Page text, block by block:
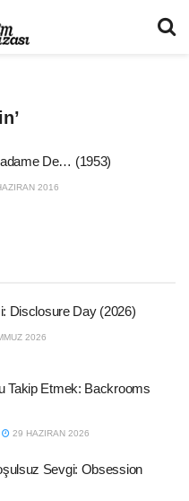
De… (1953)
2016
Disclosure Day (2026)
2026
Takip Etmek: Backrooms
29 HAZIRAN 2026
Sevgi: Obsession